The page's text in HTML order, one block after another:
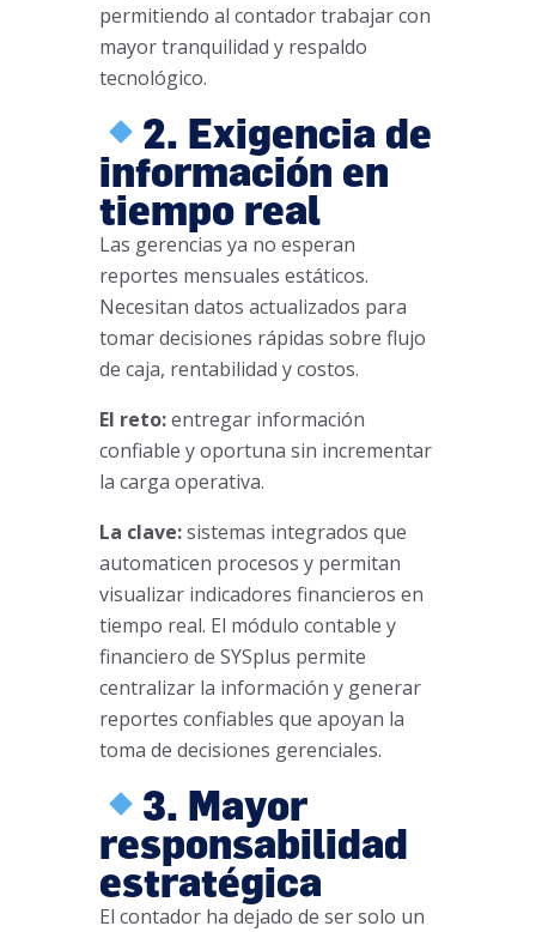
permitiendo al contador trabajar con
mayor tranquilidad y respaldo
tecnológico.
2. Exigencia de
información en
tiempo real
Las gerencias ya no esperan
reportes mensuales estáticos.
Necesitan datos actualizados para
tomar decisiones rápidas sobre flujo
de caja, rentabilidad y costos.
El reto:entregar información
confiable y oportuna sin incrementar
la carga operativa.
La clave:sistemas integrados que
automaticen procesos y permitan
visualizar indicadores financieros en
tiempo real. El módulo contable y
financiero de SYSplus permite
centralizar la información y generar
reportes confiables que apoyan la
toma de decisiones gerenciales.
3. Mayor
responsabilidad
estratégica
El contador ha dejado de ser solo un